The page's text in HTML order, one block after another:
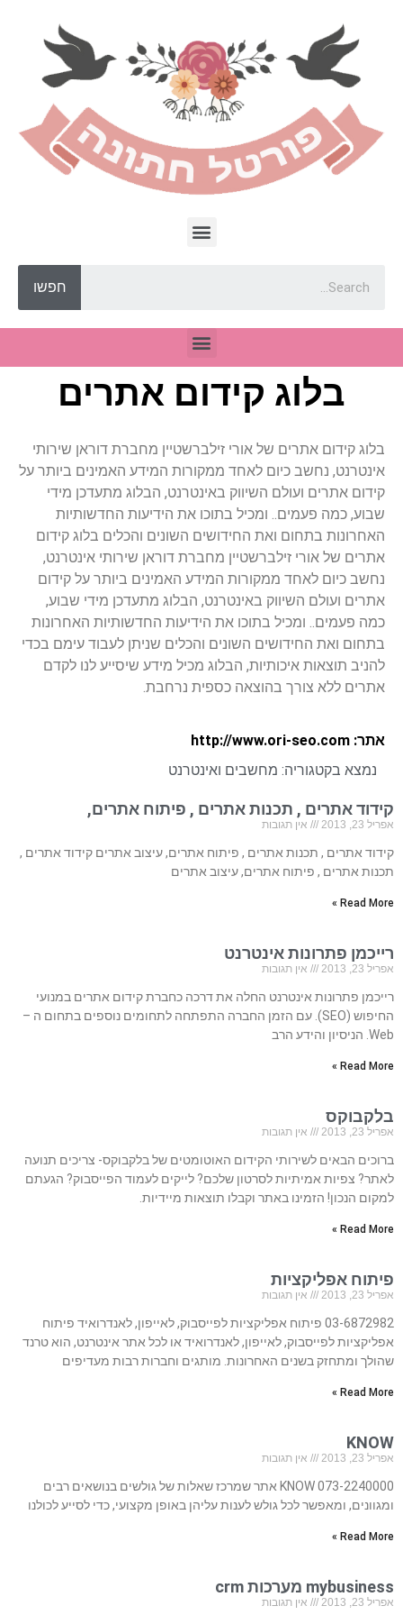
חפשו
בלוג קידום אתרים
בלוג קידום אתרים של אורי זילברשטיין מחברת דוראן שירותי
אינטרנט, נחשב כיום לאחד ממקורות המידע האמינים ביותר על
קידום אתרים ועולם השיווק באינטרנט, הבלוג מתעדכן מידי
שבוע, כמה פעמים.. ומכיל בתוכו את הידיעות החדשותיות
האחרונות בתחום ואת החידושים השונים והכלים בלוג קידום
אתרים של אורי זילברשטיין מחברת דוראן שירותי אינטרנט,
נחשב כיום לאחד ממקורות המידע האמינים ביותר על קידום
אתרים ועולם השיווק באינטרנט, הבלוג מתעדכן מידי שבוע,
כמה פעמים.. ומכיל בתוכו את הידיעות החדשותיות האחרונות
בתחום ואת החידושים השונים והכלים שניתן לעבוד עימם בכדי
להניב תוצאות איכותיות, הבלוג מכיל מידע שיסייע לנו לקדם
אתרים ללא צורך בהוצאה כספית נרחבת.
אתר: http://www.ori-seo.com
נמצא בקטגוריה: מחשבים ואינטרנט
קידוד אתרים , תכנות אתרים , פיתוח אתרים,
אפריל 23, 2013 אין תגובות
קידוד אתרים , תכנות אתרים , פיתוח אתרים, עיצוב אתרים קידוד אתרים ,
תכנות אתרים , פיתוח אתרים, עיצוב אתרים
Read More »
רייכמן פתרונות אינטרנט
אפריל 23, 2013 אין תגובות
רייכמן פתרונות אינטרנט החלה את דרכה כחברת קידום אתרים במנועי
החיפוש (SEO). עם הזמן החברה התפתחה לתחומים נוספים בתחום ה –
Web. הניסיון והידע הרב
Read More »
בלקבוקס
אפריל 23, 2013 אין תגובות
ברוכים הבאים לשירותי הקידום האוטומטים של בלקבוקס- צריכים תנועה
לאתר? צפיות אמיתיות לסרטון שלכם? לייקים לעמוד הפייסבוק? הגעתם
למקום הנכון! הזמינו באתר וקבלו תוצאות מיידיות.
Read More »
פיתוח אפליקציות
אפריל 23, 2013 אין תגובות
03-6872982 פיתוח אפליקציות לפייסבוק, לאייפון, לאנדרואיד פיתוח
אפליקציות לפייסבוק, לאייפון, לאנדרואיד או לכל אתר אינטרנט, הוא טרנד
שהולך ומתחזק בשנים האחרונות. מותגים וחברות רבות מעדיפים
Read More »
KNOW
אפריל 23, 2013 אין תגובות
073-2240000 KNOW אתר שמרכז שאלות של גולשים בנושאים רבים
ומגוונים, ומאפשר לכל גולש לענות עליהן באופן מקצועי, כדי לסייע לכולנו
Read More »
mybusiness מערכות crm
אפריל 23, 2013 אין תגובות